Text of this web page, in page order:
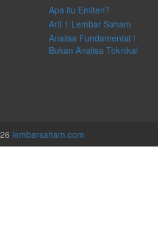
Apa itu Emiten?
Arti 1 Lembar Saham
Analisa Fundamental !
Bukan Analisa Teknikal
lembarsaham.com